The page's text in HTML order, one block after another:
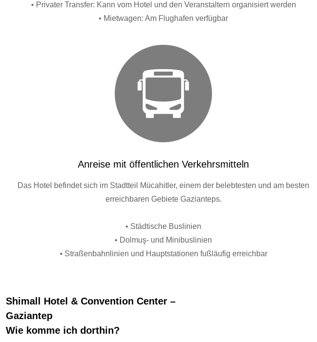
• Privater Transfer: Kann vom Hotel und den Veranstaltern organisiert werden
• Mietwagen: Am Flughafen verfügbar
Anreise mit öffentlichen Verkehrsmitteln
Das Hotel befindet sich im Stadtteil Mücahitler, einem der belebtesten und am besten
erreichbaren Gebiete Gazianteps.
• Städtische Buslinien
• Dolmuş- und Minibuslinien
• Straßenbahnlinien und Hauptstationen fußläufig erreichbar
Shimall Hotel & Convention Center –
Gaziantep
Wie komme ich dorthin?